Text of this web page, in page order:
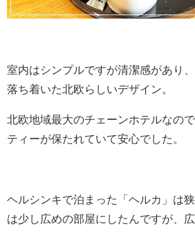
室内はシンプルですが清潔感があり
落ち着いた北欧らしいデザイン。
北欧地域最大のチェーンホテルなの
ティーが保たれていて安心でした。
ヘルシンキで泊まった「ヘルカ」は
は少し広めの部屋にしたんですが、